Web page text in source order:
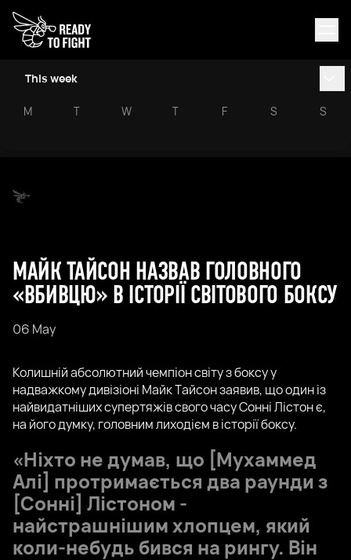
This week
M T W T F S S
МАЙК ТАЙСОН НАЗВАВ ГОЛОВНОГО
«ВБИВЦЮ» В ІСТОРІЇ СВІТОВОГО БОКСУ
06 May
Колишній абсолютний чемпіон світу з боксу у
надважкому дивізіоні Майк Тайсон заявив, що один із
найвидатніших супертяжів свого часу Сонні Лістон є,
на його думку, головним лиходієм в історії боксу.
«Ніхто не думав, що [Мухаммед
Алі] протримається два раунди з
[Сонні] Лістоном -
найстрашнішим хлопцем, який
коли-небудь бився на рингу. Він